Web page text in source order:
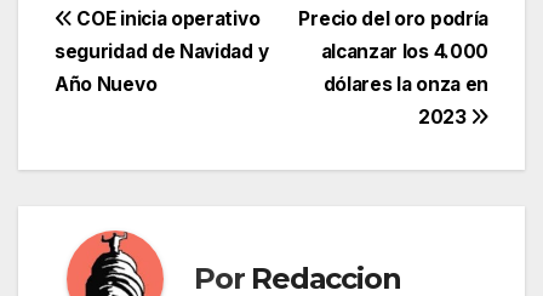
Navegación
de
Precio del oro podría
alcanzar los 4.000
dólares la onza en
2023
COE inicia operativo
seguridad de Navidad y
Año Nuevo
Por Redaccion